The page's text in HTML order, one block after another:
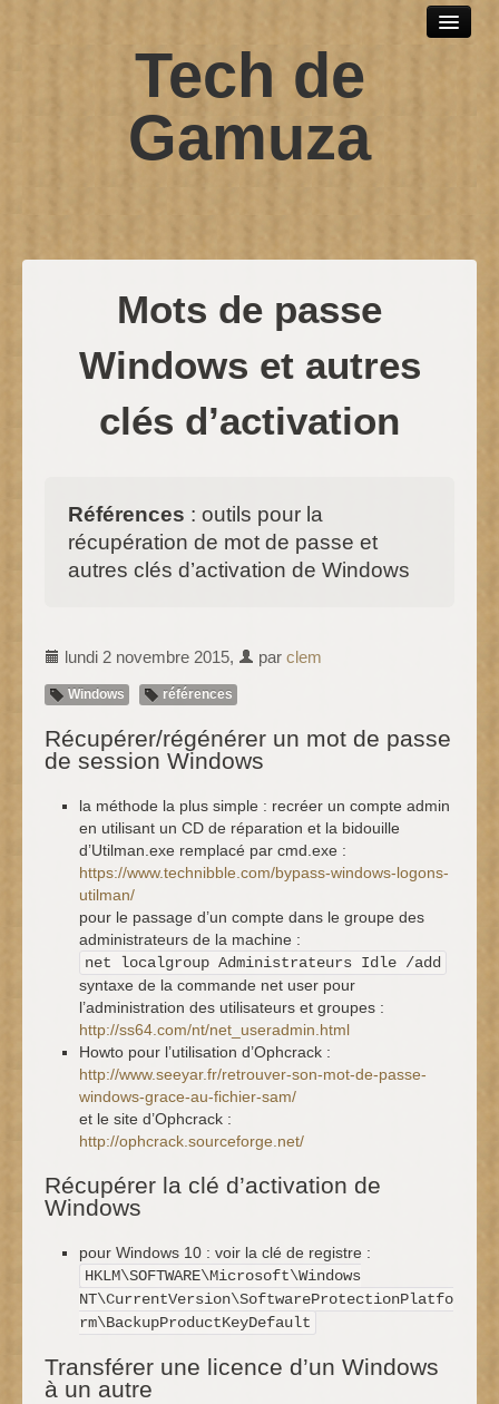
Tech de
Gamuza
Outils et logiciels
Scripts sh
SPIP
Contact
Mots de passe
Windows et autres
clés d’activation
Références : outils pour la
récupération de mot de passe et
autres clés d’activation de Windows
lundi 2 novembre 2015, par clem
Windows références
Récupérer/régénérer un mot de passe
de session Windows
la méthode la plus simple : recréer un compte admin
en utilisant un CD de réparation et la bidouille
d’Utilman.exe remplacé par cmd.exe :
https://www.technibble.com/bypass-windows-logons-
utilman/
pour le passage d’un compte dans le groupe des
administrateurs de la machine :
net localgroup Administrateurs Idle /add
syntaxe de la commande net user pour
l’administration des utilisateurs et groupes :
http://ss64.com/nt/net_useradmin.html
Howto pour l’utilisation d’Ophcrack :
http://www.seeyar.fr/retrouver-son-mot-de-passe-
windows-grace-au-fichier-sam/
et le site d’Ophcrack :
http://ophcrack.sourceforge.net/
Récupérer la clé d’activation de
Windows
pour Windows 10 : voir la clé de registre :
HKLM\SOFTWARE\Microsoft\Windows
NT\CurrentVersion\SoftwareProtectionPlatfo
rm\BackupProductKeyDefault
Transférer une licence d’un Windows
à un autre